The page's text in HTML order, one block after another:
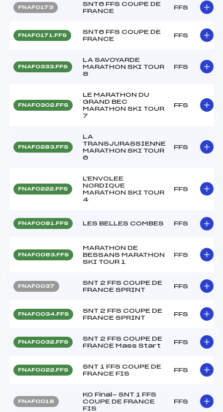
FNAF0173
SNT6 FFS COUPE DE
FRANCE
FFS
FNAF0171.FFS
SNT6 FFS COUPE DE
FRANCE
FFS
FNAF0333.FFS
LA SAVOYARDE
MARATHON SKI TOUR
8
FFS
FNAF0302.FFS
LE MARATHON DU
GRAND BEC
MARATHON SKI TOUR
7
FFS
FNAF0283.FFS
LA
TRANSJURASSIENNE
MARATHON SKI TOUR
6
FFS
FNAF0222.FFS
L'ENVOLEE
NORDIQUE
MARATHON SKI TOUR
4
FFS
FNAF0081.FFS LES BELLES COMBES FFS
FNAF0063.FFS
MARATHON DE
BESSANS MARATHON
SKI TOUR 1
FFS
FNAF0037
SNT 2 FFS COUPE DE
FRANCE SPRINT
FFS
FNAF0034.FFS
SNT 2 FFS COUPE DE
FRANCE SPRINT
FFS
FNAF0032.FFS
SNT 2 FFS COUPE DE
FRANCE Mass Start
FFS
FNAF0022.FFS
SNT 1 FFS COUPE DE
FRANCE FIS
FFS
FNAF0018
KO Final- SNT 1 FFS
COUPE DE FRANCE
FIS
FFS